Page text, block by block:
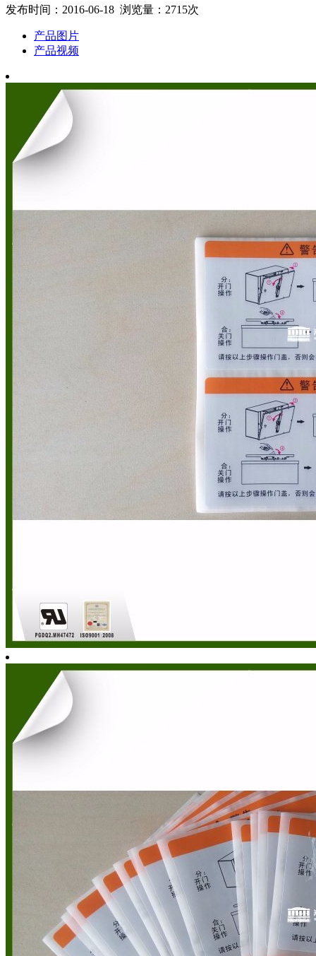
发布时间：2016-06-18 浏览量：2715次
产品图片
产品视频